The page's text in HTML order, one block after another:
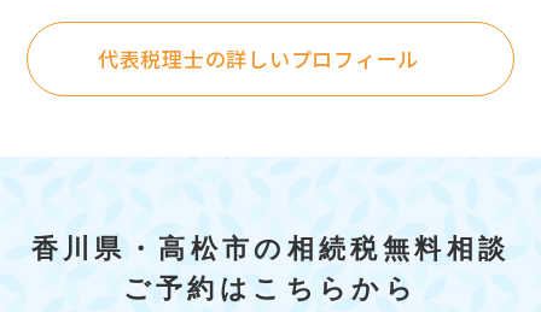
代表税理士の詳しいプロフィール
香川県・高松市の相続税無料相談
ご予約はこちらから